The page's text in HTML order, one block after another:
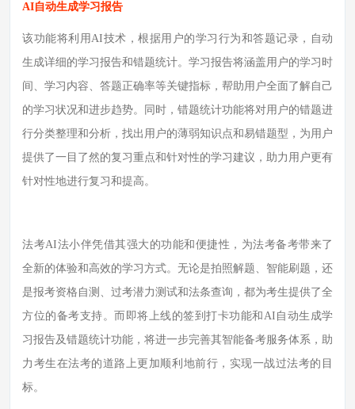
AI自动生成学习报告
该功能将利用AI技术，根据用户的学习行为和答题记录，自动
生成详细的学习报告和错题统计。学习报告将涵盖用户的学习时
间、学习内容、答题正确率等关键指标，帮助用户全面了解自己
的学习状况和进步趋势。同时，错题统计功能将对用户的错题进
行分类整理和分析，找出用户的薄弱知识点和易错题型，为用户
提供了一目了然的复习重点和针对性的学习建议，助力用户更有
针对性地进行复习和提高。
法考AI法小伴凭借其强大的功能和便捷性，为法考备考带来了
全新的体验和高效的学习方式。无论是拍照解题、智能刷题，还
是报考资格自测、过考潜力测试和法条查询，都为考生提供了全
方位的备考支持。而即将上线的签到打卡功能和AI自动生成学
习报告及错题统计功能，将进一步完善其智能备考服务体系，助
力考生在法考的道路上更加顺利地前行，实现一战过法考的目
标。